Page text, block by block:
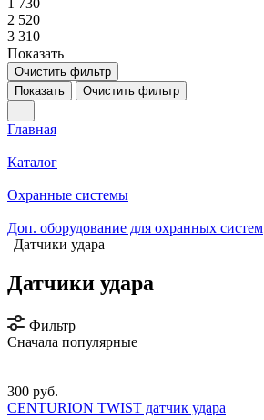
2 520
3 310
Показать
Очистить фильтр
Показать
Очистить фильтр
Главная
Каталог
Охранные системы
Доп. оборудование для охранных систем
Датчики удара
Датчики удара
Фильтр
Сначала популярные
300 руб.
CENTURION TWIST датчик удара